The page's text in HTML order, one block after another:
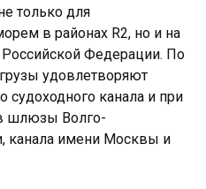
только для
в районах R2, но и на
Федерации. По
удовлетворяют
судоходного канала и при
шлюзы Волго-
канала имени Москвы и